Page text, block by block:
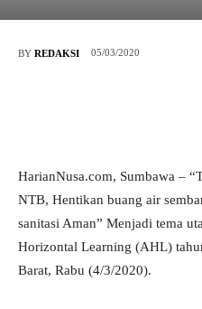
BY REDAKSI 05/03/2020
HarianNusa.com, Sumbawa –
NTB, Hentikan buang air
sanitasi Aman” Menjadi tema
Horizontal Learning (AHL)
Barat, Rabu (4/3/2020).